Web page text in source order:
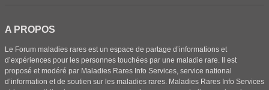
A PROPOS
Le Forum maladies rares est un espace de partage d’informations et
d’expériences pour les personnes touchées par une maladie rare. Il est
proposé et modéré par Maladies Rares Info Services, service national
d’information et de soutien sur les maladies rares. Maladies Rares Info Services